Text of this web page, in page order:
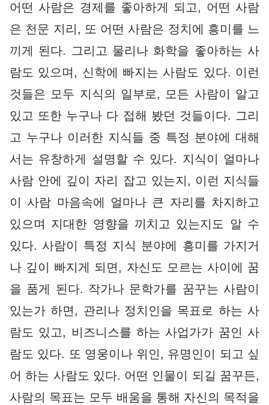
어떤 사람은 경제를 좋아하게 되고, 어떤 사람
은 천문 지리, 또 어떤 사람은 정치에 흥미를 느
끼게 된다. 그리고 물리나 화학을 좋아하는 사
람도 있으며, 신학에 빠지는 사람도 있다. 이런
것들은 모두 지식의 일부로, 모든 사람이 알고
있고 또한 누구나 다 접해 봤던 것들이다. 그리
고 누구나 이러한 지식들 중 특정 분야에 대해
서는 유창하게 설명할 수 있다. 지식이 얼마나
사람 안에 깊이 자리 잡고 있는지, 이런 지식들
이 사람 마음속에 얼마나 큰 자리를 차지하고
있으며 지대한 영향을 끼치고 있는지도 알 수
있다. 사람이 특정 지식 분야에 흥미를 가지거
나 깊이 빠지게 되면, 자신도 모르는 사이에 꿈
을 품게 된다. 작가나 문학가를 꿈꾸는 사람이
있는가 하면, 관리나 정치인을 목표로 하는 사
람도 있고, 비즈니스를 하는 사업가가 꿈인 사
람도 있다. 또 영웅이나 위인, 유명인이 되고 싶
어 하는 사람도 있다. 어떤 인물이 되길 꿈꾸든,
사람의 목표는 모두 배움을 통해 자신의 목적을